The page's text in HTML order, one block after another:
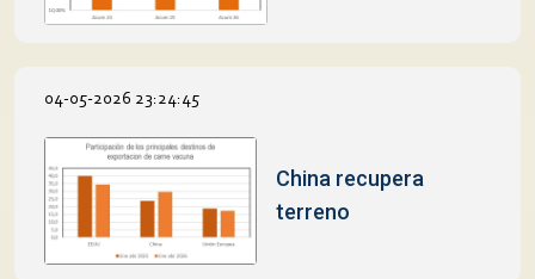
04-05-2026 23:24:45
China recupera
terreno